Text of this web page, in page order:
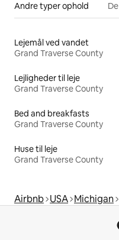
Andre typer ophold
Lejemål ved vandet
Grand Traverse County
Lejligheder til leje
Grand Traverse County
Bed and breakfasts
Grand Traverse County
Huse til leje
Grand Traverse County
Airbnb USA Michigan